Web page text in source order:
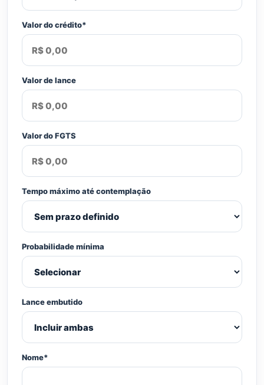
Valor do crédito*
Valor de lance
Valor do FGTS
Tempo máximo até contemplação
Probabilidade mínima
Lance embutido
Nome*